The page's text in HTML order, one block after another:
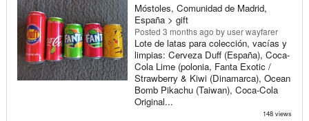
Móstoles, Comunidad de Madrid,
España > gift
Posted 3 months ago by user wayfarer
Lote de latas para colección, vacías y
limpias: Cerveza Duff (España), Coca-
Cola Lime (polonia, Fanta Exotic /
Strawberry & Kiwi (Dinamarca), Ocean
Bomb Pikachu (Taiwan), Coca-Cola
Original...
148 views